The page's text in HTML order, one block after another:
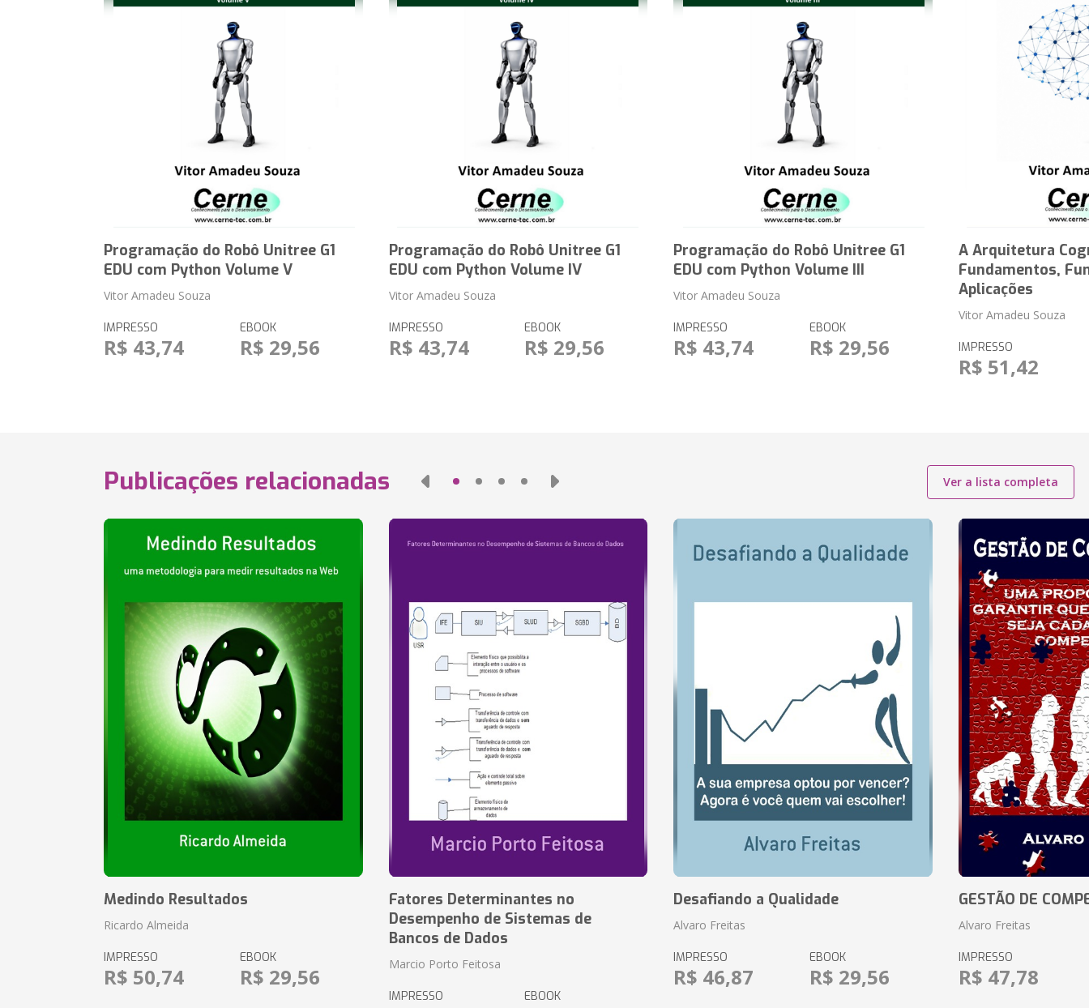
Programação do Robô Unitree G1
EDU com Python Volume V
Vitor Amadeu Souza
IMPRESSO
R$ 43,74
EBOOK
R$ 29,56
Programação do Robô Unitree G1
EDU com Python Volume IV
Vitor Amadeu Souza
IMPRESSO
R$ 43,74
EBOOK
R$ 29,56
Programação do Robô Unitree G1
EDU com Python Volume III
Vitor Amadeu Souza
IMPRESSO
R$ 43,74
EBOOK
R$ 29,56
A Arquitetura
Fundamentos,
Aplicações
Vitor Amadeu Souza
IMPRESSO
R$ 51,42
Publicações relacionadas Ver a lista completa
Medindo Resultados
Ricardo Almeida
IMPRESSO
R$ 50,74
EBOOK
R$ 29,56
Fatores Determinantes no
Desempenho de Sistemas de
Bancos de Dados
Marcio Porto Feitosa
IMPRESSO EBOOK
Desafiando a Qualidade
Alvaro Freitas
IMPRESSO
R$ 46,87
EBOOK
R$ 29,56
GESTÃO DE
Alvaro Freitas
IMPRESSO
R$ 47,78